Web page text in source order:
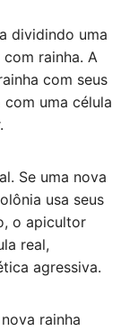
dividindo uma
rainha. A
com seus
uma célula
Se uma nova
usa seus
o apicultor
real,
agressiva.
rainha